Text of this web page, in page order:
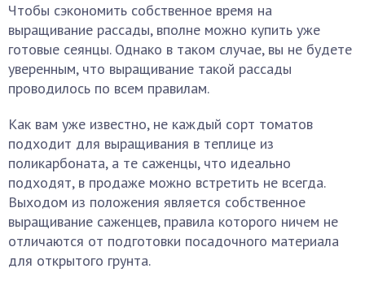
Чтобы сэкономить собственное время на
выращивание рассады, вполне можно купить уже
готовые сеянцы. Однако в таком случае, вы не будете
уверенным, что выращивание такой рассады
проводилось по всем правилам.
Как вам уже известно, не каждый сорт томатов
подходит для выращивания в теплице из
поликарбоната, а те саженцы, что идеально
подходят, в продаже можно встретить не всегда.
Выходом из положения является собственное
выращивание саженцев, правила которого ничем не
отличаются от подготовки посадочного материала
для открытого грунта.